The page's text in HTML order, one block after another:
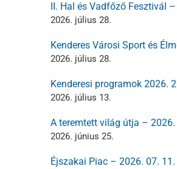
II. Hal és Vadfőző Fesztivál
2026. július 28.
Kenderes Városi Sport és
2026. július 28.
Kenderesi programok 2026.
2026. július 13.
A teremtett világ útja – 2026.
2026. június 25.
Éjszakai Piac – 2026. 07. 11.